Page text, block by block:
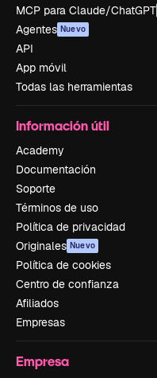
MCP para Claude/ChatGPT
Agentes Nuevo
API
App móvil
Todas las herramientas
Información útil
Academy
Documentación
Soporte
Términos de uso
Política de privacidad
Originales Nuevo
Política de cookies
Centro de confianza
Afiliados
Empresas
Empresa